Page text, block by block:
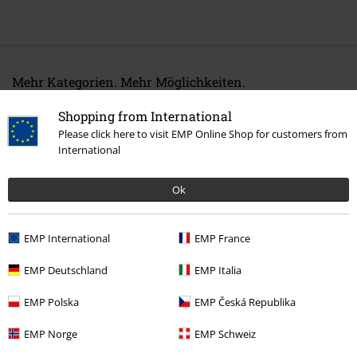
Shopping from International
Please click here to visit EMP Online Shop for customers from
International
Ok
EMP International EMP France
EMP Deutschland EMP Italia
EMP Polska EMP Česká Republika
EMP Norge EMP Schweiz
Mehr Kategorien. Mehr Möglichkeiten.
Band Merch Medien Schallplatten
Greif einen 15%* Gutschein ab, wenn du dich